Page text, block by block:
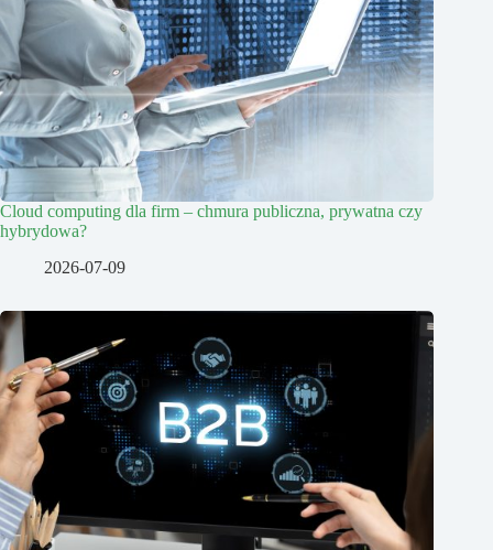
Cloud computing dla firm – chmura publiczna, prywatna czy
hybrydowa?
2026-07-09